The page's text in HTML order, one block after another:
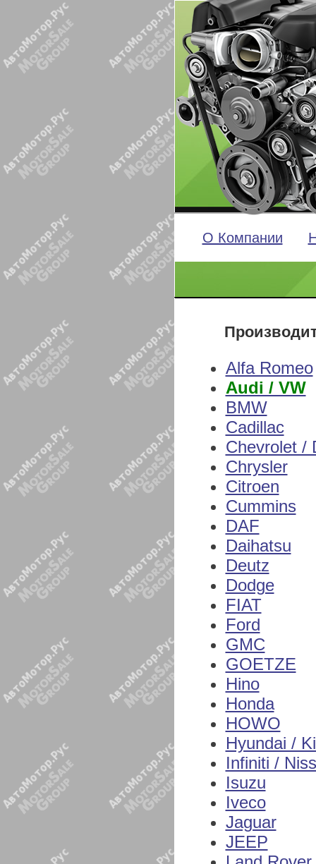
О Компании
Alfa Romeo
Audi / VW
BMW
Cadillac
Chevrolet /
Chrysler
Citroen
Cummins
DAF
Daihatsu
Deutz
Dodge
FIAT
Ford
GMC
GOETZE
Hino
Honda
HOWO
Hyundai /
Infiniti /
Isuzu
Iveco
Jaguar
JEEP